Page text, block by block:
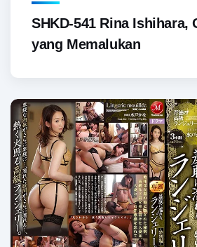
SHKD-541 Rina Ishihara,
yang Memalukan